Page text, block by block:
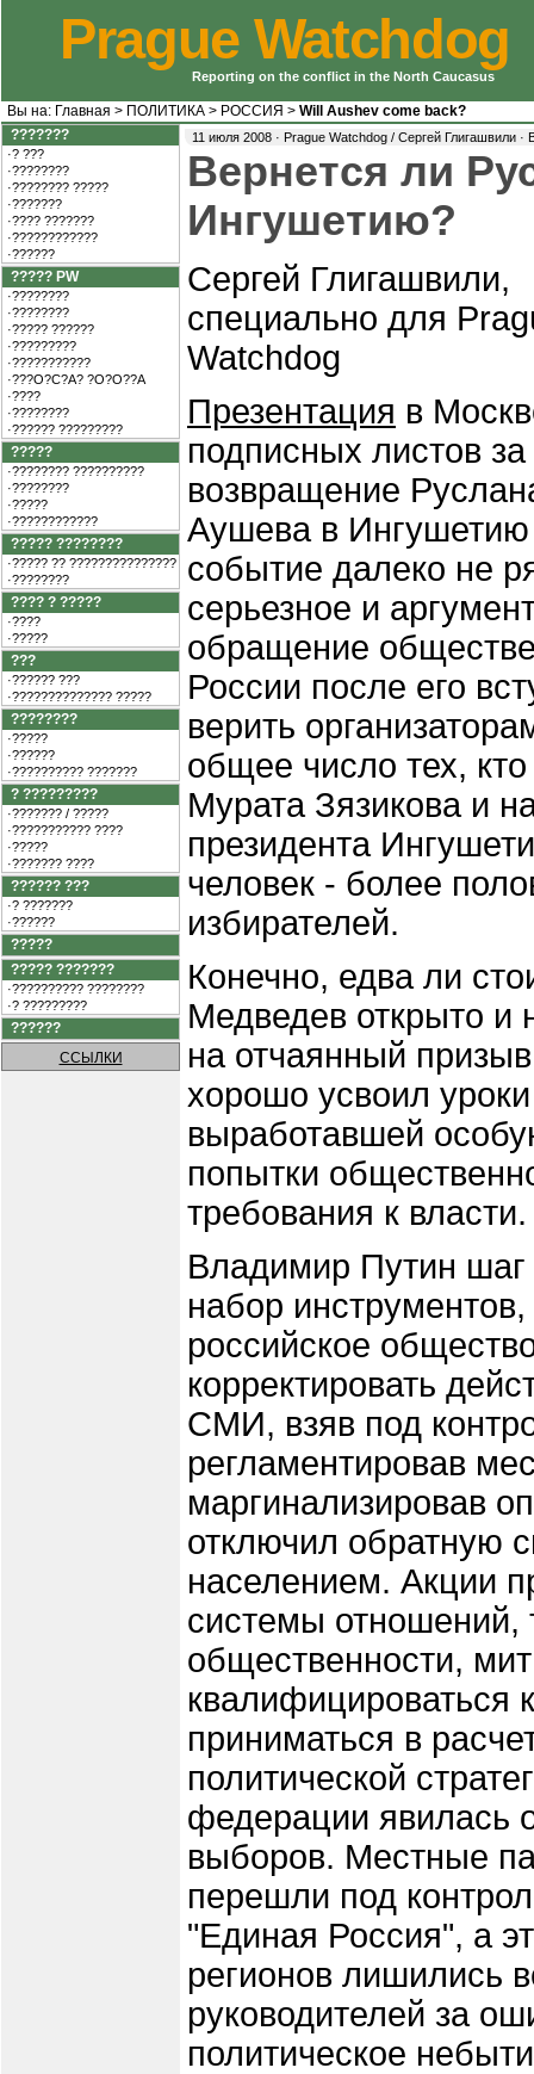
Prague Watchdog
Reporting on the conflict in the North Caucasus
Вы на: Главная > ПОЛИТИКА > РОССИЯ > Will Aushev come back?
???????
·? ???
·????????
·???????? ?????
·???????
·???? ???????
·????????????
·??????
????? PW
·????????
·????????
·????? ??????
·?????????
·???????????
·???O?C?A? ?O?O??A
·????
·????????
·?????? ?????????
?????
·???????? ??????????
·????????
·?????
·????????????
????? ????????
·????? ?? ???????????????
·????????
???? ? ?????
·????
·?????
???
·?????? ???
·?????????????? ?????
????????
·?????
·??????
·?????????? ???????
? ?????????
·??????? / ?????
·??????????? ????
·?????
·??????? ????
?????? ???
·? ???????
·??????
?????
????? ???????
·?????????? ????????
·? ?????????
??????
ССЫЛКИ
11 июля 2008 · Prague Watchdog / Сергей Глигашвили ·
Вернется ли
Ингушетию?
Сергей Глигашвили,
специально для
Watchdog
Презентация в
подписных листов за
возвращение
Аушева в
событие далеко не
серьезное и
обращение
России после его
верить
общее число тех, кто
Мурата Зязикова и
президента
человек - более
избирателей.
Конечно, едва ли
Медведев открыто и
на отчаянный
хорошо усвоил
выработавшей
попытки
требования к власти.
Владимир Путин
набор
российское
корректировать
СМИ, взяв под
регламентировав
маргинализировав
отключил обратную
населением. Акции
системы отношений,
общественности,
квалифицироваться
приниматься в
политической
федерации явилась
выборов. Местные
перешли под
"Единая Россия", а
регионов лишились
руководителей за
политическое